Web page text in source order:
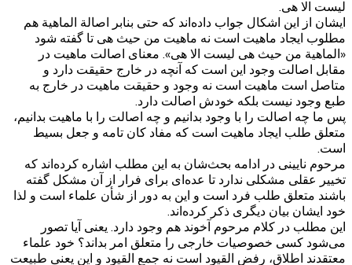
لیست الا هی.
ایشان از این اشکال جواب داده‌اند که حتی بنابر اصالة الماهیة هم
مطلوب ایجاد ماهیت است نه ماهیت من حیث هی تا گفته شود
«الماهیة من حیث هی لیست الا هی». معنای اصالت ماهیت در
مقابل اصالت وجود این است که آنچه در خارج حقیقت دارد و
متاصل است ماهیت است نه وجود و حقیقت ماهیت در خارج به
طبع وجود نیست بلکه خودش اصالت دارد.
پس ما چه اصالت را با وجود بدانیم و چه اصالت را با ماهیت بدانیم،
متعلق طلب ایجاد ماهیت است که مفاد کان تامه و جعل بسیط
است.
مرحوم نایینی در ادامه بحث‌شان به این مطلب اشاره کرد‌ه‌اند که
تخییر عقلی مشکلی ندارد تا عده‌ای برای فرار از آن مشکل گفته
باشند متعلق طلب فرد است و این به دور از شأن علماء است و لذا
خود ایشان بیان دیگری ذکر کرده‌اند.
این مطلب در کلام مرحوم آخوند هم وجود دارد. یعنی آیا تصور
می‌شود کسی خصوصیات خارجی را متعلق امر بداند؟ خود علماء
معتقدند اطلاق، رفض القیود است نه جمع القیود و این یعنی طبیعت